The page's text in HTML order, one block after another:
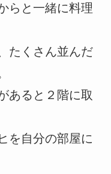
らと一緒に料理
たくさん並んだ
あると２階に取
を自分の部屋に